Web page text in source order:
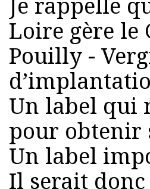
Je rappelle
Loire gère le
Pouilly -
Un label qui
pour obtenir
Un label
Il serait